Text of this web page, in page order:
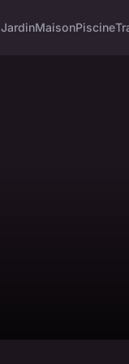
JardinMaisonPiscine